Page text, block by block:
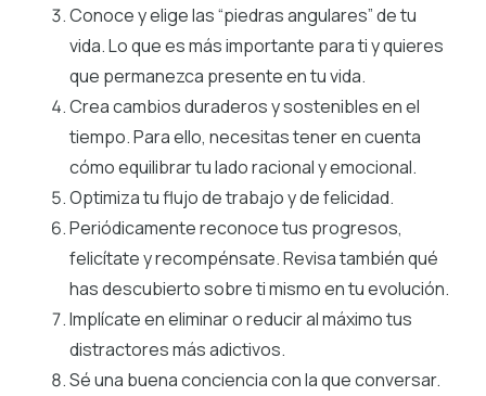
Conoce y elige las “piedras angulares” de tu
vida. Lo que es más importante para ti y quieres
que permanezca presente en tu vida.
Crea cambios duraderos y sostenibles en el
tiempo. Para ello, necesitas tener en cuenta
cómo equilibrar tu lado racional y emocional.
Optimiza tu flujo de trabajo y de felicidad.
Periódicamente reconoce tus progresos,
felicítate y recompénsate. Revisa también qué
has descubierto sobre ti mismo en tu evolución.
Implícate en eliminar o reducir al máximo tus
distractores más adictivos.
Sé una buena conciencia con la que conversar.